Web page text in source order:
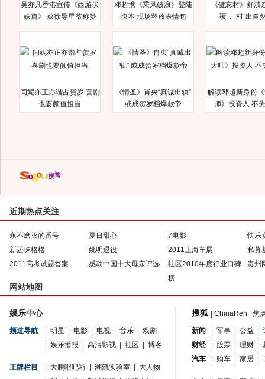
吴亦凡香港宣传《西游伏
妖篇》 获徐导星爷称赞
邓超携《乘风破浪》登陆
快本 现场释放表情包
《健忘村》舒淇
覆，“村”出自
闫妮亦正亦谐占贺岁 喜剧
也要颜值担当
《情圣》肖央“真诚出轨”
或成贺岁档爆款帝
解读邓超新身份
师》投资人 不
近期热点关注
永不磨灭的番号 夏日甜心 7电影
快乐
新还珠格格
姚明退役 2011上海车展
私募
2011高考试题答案
感动中国十大母亲评选
社区2010年度行业口碑
榜
贵州
网站地图
娱乐中心
频道导航 明星 电影 电视 音乐
戏剧
娱乐播报 高清影视 社区 博客
王牌栏目 大鹏嘚吧嘚 潮流实验室
大人物
搜狐 ChinaRen 焦
新闻 军事 公益
财经
股票 理财
汽车
购车 家居